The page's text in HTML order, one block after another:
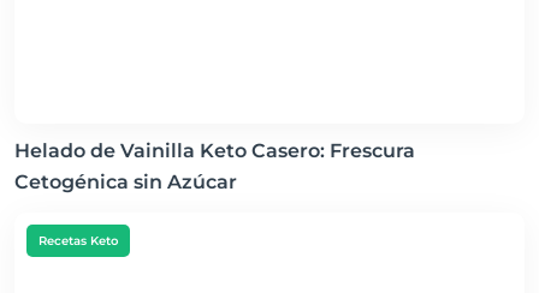
Helado de Vainilla Keto Casero: Frescura
Cetogénica sin Azúcar
Recetas Keto